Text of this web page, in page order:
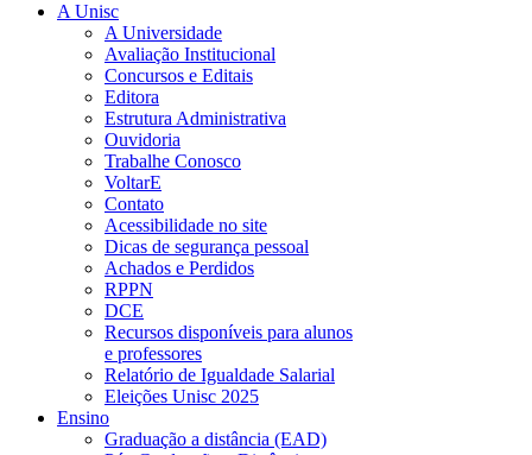
A Unisc
A Universidade
Avaliação Institucional
Concursos e Editais
Editora
Estrutura Administrativa
Ouvidoria
Trabalhe Conosco
VoltarE
Contato
Acessibilidade no site
Dicas de segurança pessoal
Achados e Perdidos
RPPN
DCE
Recursos disponíveis para alunos
e professores
Relatório de Igualdade Salarial
Eleições Unisc 2025
Ensino
Graduação a distância (EAD)